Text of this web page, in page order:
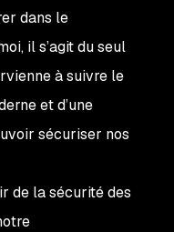
dans le
il s’agit du seul
à suivre le
et d’une
sécuriser nos
de la sécurité des